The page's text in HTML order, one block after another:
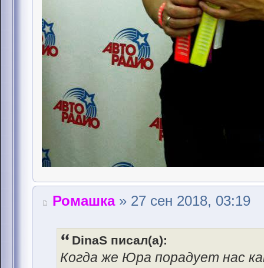
Ромашка» 27 сен 2018, 03:19
DinaS писал(а):
Когда же Юра порадует нас